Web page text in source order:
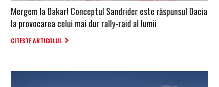
Mergem la Dakar! Conceptul Sandrider este răspunsul Dacia
la provocarea celui mai dur rally-raid al lumii
CITESTE ARTICOLUL